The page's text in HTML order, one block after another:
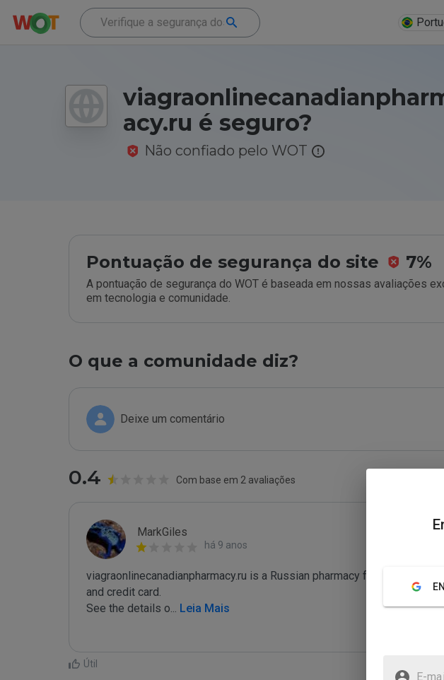
acy.ru é seguro?
Não confiado pelo WOT
Pontuação de segurança do site 7%
A pontuação de segurança do WOT é baseada em nossas avaliações
em tecnologia e comunidade.
O que a comunidade diz?
Deixe um comentário
0.4 Com base em 2 avaliações
MarkGiles
há 9 anos
viagraonlinecanadianpharmacy.ru is a Russian pharmacy fraud. Don't
and credit card.
See the details o... Leia Mais
Útil
E-